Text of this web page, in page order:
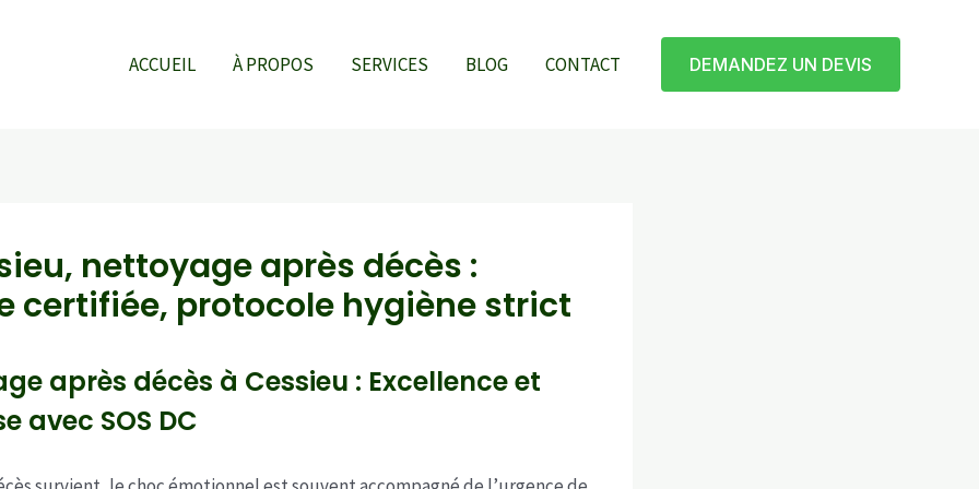
ACCUEIL À PROPOS SERVICES BLOG CONTACT DEMANDEZ UN DEVIS
nettoyage après décès :
certifiée, protocole hygiène strict
après décès à Cessieu : Excellence et
avec SOS DC